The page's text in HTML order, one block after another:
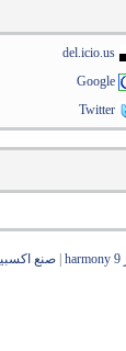
del.icio.us
Google
Twitter
صنع